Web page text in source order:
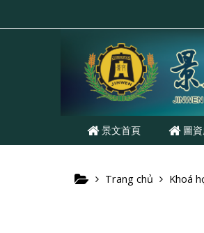
景文首頁 圖資
Trang chủ Khoá